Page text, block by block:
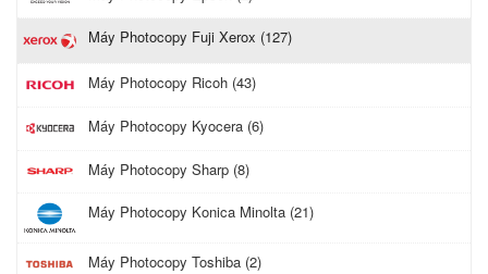
Máy Photocopy Fuji Xerox (127)
Máy Photocopy Ricoh (43)
Máy Photocopy Kyocera (6)
Máy Photocopy Sharp (8)
Máy Photocopy Konica Minolta (21)
Máy Photocopy Toshiba (2)